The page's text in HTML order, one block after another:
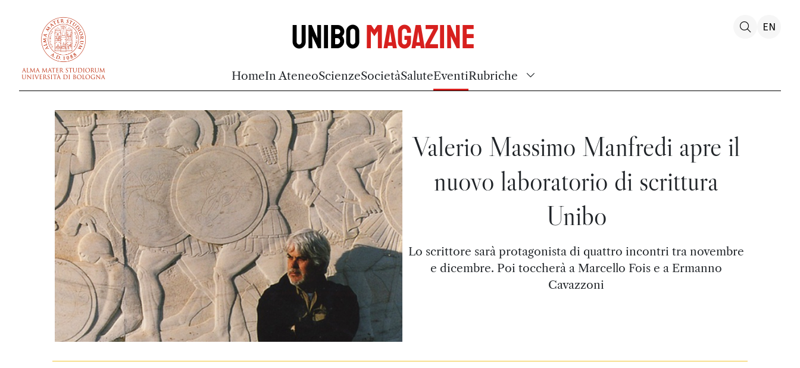
UniboMagazine
HomeIn AteneoScienzeSocietàSaluteEventiRubriche
EN
Valerio Massimo Manfredi apre il
nuovo laboratorio di scrittura
Unibo
Lo scrittore sarà protagonista di quattro incontri tra novembre
e dicembre. Poi toccherà a Marcello Fois e a Ermanno
Cavazzoni